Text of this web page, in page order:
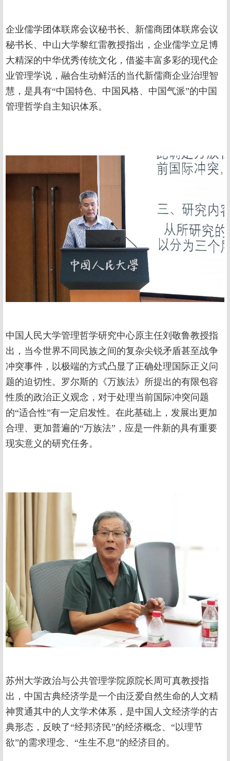
企业儒学团体联席会议秘书长、新儒商团体联席会议
秘书长、中山大学黎红雷教授指出，企业儒学立足博
大精深的中华优秀传统文化，借鉴丰富多彩的现代企
业管理学说，融合生动鲜活的当代新儒商企业治理智
慧，是具有“中国特色、中国风格、中国气派”的中国
管理哲学自主知识体系。
中国人民大学管理哲学研究中心原主任刘敬鲁教授指
出，当今世界不同民族之间的复杂尖锐矛盾甚至战争
冲突事件，以极端的方式凸显了正确处理国际正义问
题的迫切性。罗尔斯的《万族法》所提出的有限包容
性质的政治正义观念，对于处理当前国际冲突问题
的“适合性”有一定启发性。在此基础上，发展出更加
合理、更加普遍的“万族法”，应是一件新的具有重要
现实意义的研究任务。
苏州大学政治与公共管理学院原院长周可真教授指
出，中国古典经济学是一个由泛爱自然生命的人文精
神贯通其中的人文学术体系，是中国人文经济学的古
典形态，反映了“经邦济民”的经济概念、“以理节
欲”的需求理念、“生生不息”的经济目的。